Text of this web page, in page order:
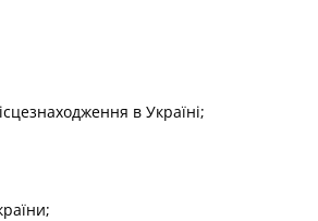
в Україні;